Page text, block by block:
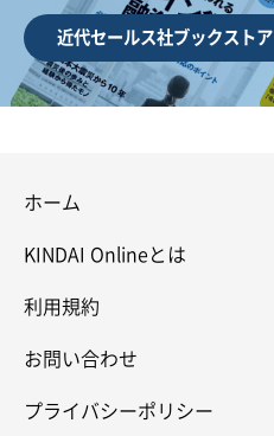
近代セールス社ブックストア
ホーム
KINDAI Onlineとは
利用規約
お問い合わせ
プライバシーポリシー